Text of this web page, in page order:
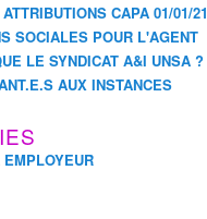
CAPA 01/01/21
SOCIALES POUR L'AGENT
LE SYNDICAT A&I UNSA ?
AUX INSTANCES